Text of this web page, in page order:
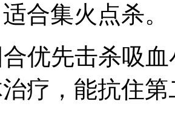
合集火点杀。
优先击杀吸
疗，能抗住